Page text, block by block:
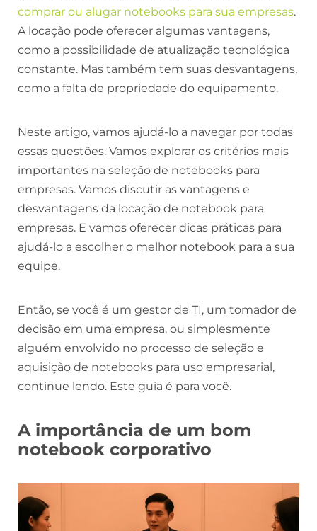
comprar ou alugar notebooks para sua empresas.
A locação pode oferecer algumas vantagens,
como a possibilidade de atualização tecnológica
constante. Mas também tem suas desvantagens,
como a falta de propriedade do equipamento.
Neste artigo, vamos ajudá-lo a navegar por todas
essas questões. Vamos explorar os critérios mais
importantes na seleção de notebooks para
empresas. Vamos discutir as vantagens e
desvantagens da locação de notebook para
empresas. E vamos oferecer dicas práticas para
ajudá-lo a escolher o melhor notebook para a sua
equipe.
Então, se você é um gestor de TI, um tomador de
decisão em uma empresa, ou simplesmente
alguém envolvido no processo de seleção e
aquisição de notebooks para uso empresarial,
continue lendo. Este guia é para você.
A importância de um bom
notebook corporativo